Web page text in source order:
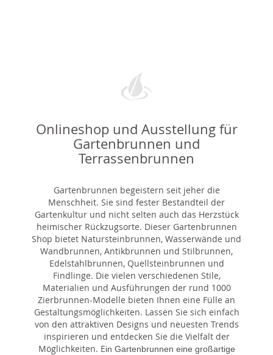
Onlineshop und Ausstellung für
Gartenbrunnen und
Terrassenbrunnen
Gartenbrunnen begeistern seit jeher die
Menschheit. Sie sind fester Bestandteil der
Gartenkultur und nicht selten auch das Herzstück
heimischer Rückzugsorte. Dieser Gartenbrunnen
Shop bietet Natursteinbrunnen, Wasserwände und
Wandbrunnen, Antikbrunnen und Stilbrunnen,
Edelstahlbrunnen, Quellsteinbrunnen und
Findlinge. Die vielen verschiedenen Stile,
Materialien und Ausführungen der rund 1000
Zierbrunnen-Modelle bieten Ihnen eine Fülle an
Gestaltungsmöglichkeiten. Lassen Sie sich einfach
von den attraktiven Designs und neuesten Trends
inspirieren und entdecken Sie die Vielfalt der
Möglichkeiten. Ein Gartenbrunnen eine großartige